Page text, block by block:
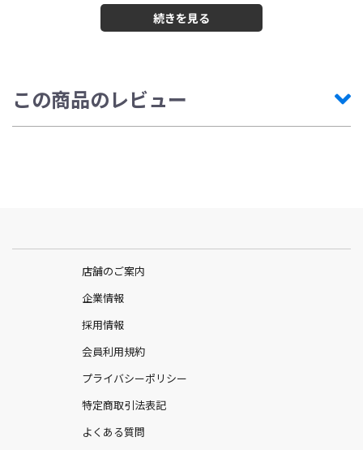
とで土踏まずへのストレスをさせています。
機能?温度調節
中空糸により多くの空気層を維持するため、暑いときは涼しく、
寒い時は暖かくなり季節を問わず使用できます。
す。
【こちらの商品の関連特集】
【サイズ目安】
※ランニングシューズサイズ
Sサイズ…23cm〜25cm
Lサイズ…27cm〜29cm
この商品のレビュー
店舗のご案内
企業情報
採用情報
会員利用規約
プライバシーポリシー
特定商取引法表記
よくある質問